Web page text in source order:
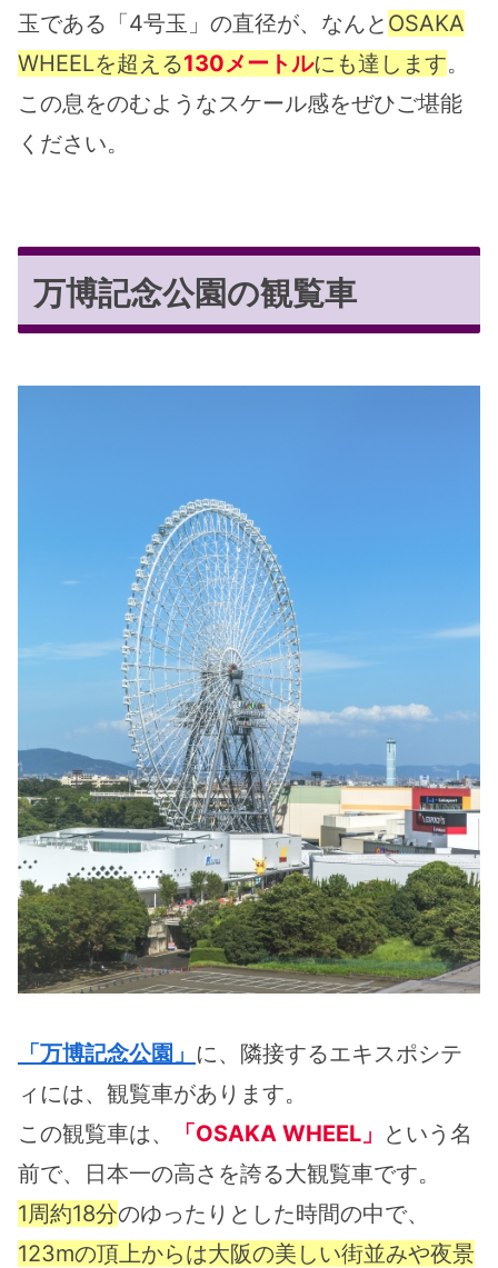
玉である「4号玉」の直径が、なんと OSAKA
WHEELを超える130メートルにも達します。
この息をのむようなスケール感をぜひご堪能
ください。
万博記念公園の観覧車
「万博記念公園」 に、隣接するエキスポシテ
ィには、観覧車があります。
この観覧車は、
「OSAKA WHEEL」 という名
前で、日本一の高さを誇る大観覧車です。
1周約18分のゆったりとした時間の中で、
123mの頂上からは大阪の美しい街並みや夜景